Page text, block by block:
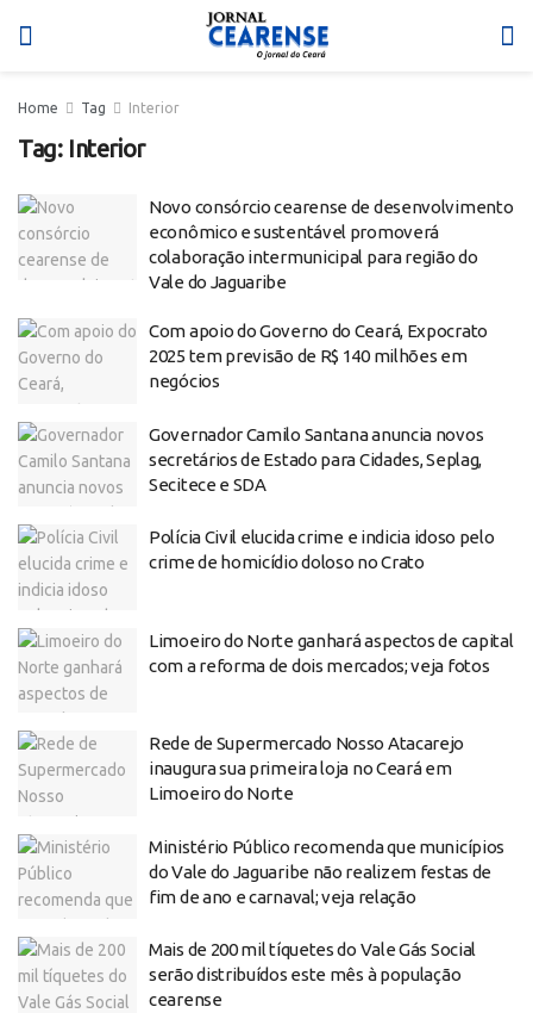
Home Tag Interior
Tag: Interior
Novo consórcio cearense de desenvolvimento
econômico e sustentável promoverá
colaboração intermunicipal para região do
Vale do Jaguaribe
Com apoio do Governo do Ceará, Expocrato
2025 tem previsão de R$ 140 milhões em
negócios
Governador Camilo Santana anuncia novos
secretários de Estado para Cidades, Seplag,
Secitece e SDA
Polícia Civil elucida crime e indicia idoso pelo
crime de homicídio doloso no Crato
Limoeiro do Norte ganhará aspectos de capital
com a reforma de dois mercados; veja fotos
Rede de Supermercado Nosso Atacarejo
inaugura sua primeira loja no Ceará em
Limoeiro do Norte
Ministério Público recomenda que municípios
do Vale do Jaguaribe não realizem festas de
fim de ano e carnaval; veja relação
Mais de 200 mil tíquetes do Vale Gás Social
serão distribuídos este mês à população
cearense